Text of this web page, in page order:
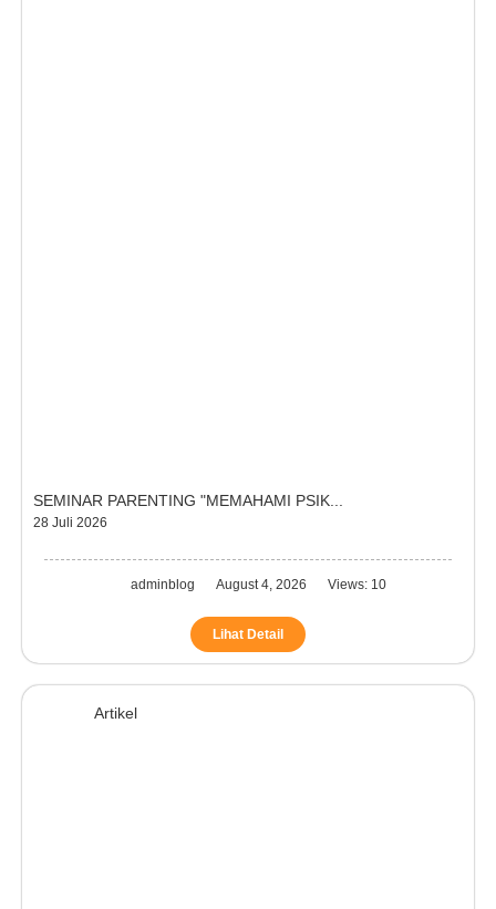
SEMINAR PARENTING "MEMAHAMI PSIK...
28 Juli 2026
adminblog August 4, 2026 Views: 10
Lihat Detail
Artikel